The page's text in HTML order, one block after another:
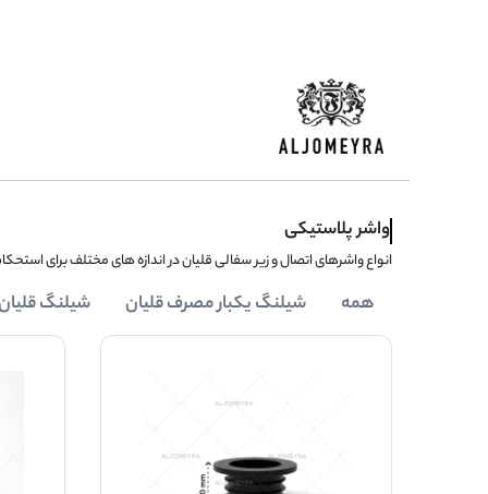
واشر پلاستیکی
انواع واشرهای اتصال و زیر سفالی قلیان در اندازه های مختلف برای
همه شیلنگ یکبار مصرف قلیان شیلنگ